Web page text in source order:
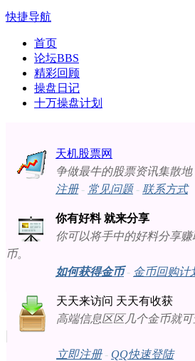
快捷导航
首页
论坛BBS
精彩回顾
操盘日记
十万操盘计划
天机股票网
争做最牛的股票资讯集散地
注册- 常见问题- 联系方式
你有好料 就来分享
你可以将手中的好料分享赚
币。
如何获得金币- 金币回购计
天天来访问 天天有收获
高端信息区区几个金币就
立即注册- QQ快速登陆